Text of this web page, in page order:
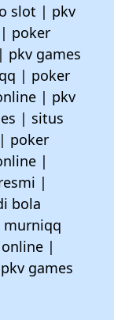
slot | pkv
| poker
| pkv games
| poker
| pkv
| situs
| poker
|
|
bola
murniqq
|
pkv games